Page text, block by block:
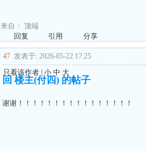
来自： 顶端
回复
引用 分享
47 发表于: 2026-05-22 17:25
只看该作者 小 中 大
回 楼主(付四) 的帖子
谢谢！！！！！！！！！！！！！！！！